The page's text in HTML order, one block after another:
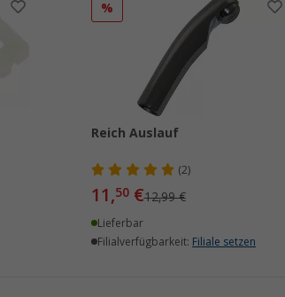
%
Reich Auslauf
(2)
11,50€12,99 €
Lieferbar
Filialverfügbarkeit: Filiale setzen